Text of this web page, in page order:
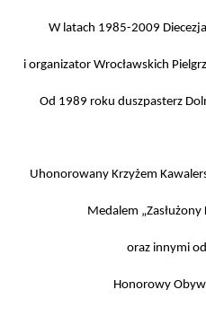
W latach 1985-2009
i organizator Wrocławskich
Od 1989 roku duszpasterz
Uhonorowany Krzyżem
Medalem
oraz innymi
Honorowy